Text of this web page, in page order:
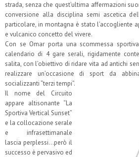
strada, senza che quest’ultima affermazioni
conversione alla disciplina semi ascetica
particolare, in montagna è stato l’accogliente
e vulcanico concetto del vivere.
Con se Omar porta una scommessa
calendario di 4 gare serali, rigidamente
salita, con l’obiettivo di ridare vita ad antichi
realizzare un’occasione di sport da
socializzanti “terzi tempi”.
Il nome del Circuito
appare altisonante “La
Sportiva Vertical Sunset”
e la collocazione serale
e infrasettimanale
lascia perplessi…però il
successo è pervasivo ed